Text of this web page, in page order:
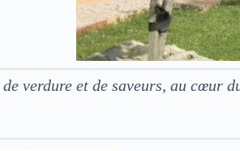
verdure et de saveurs, au cœur